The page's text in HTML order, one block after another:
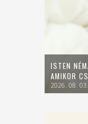
ISTEN
AMIKOR
2026. 08. 03.